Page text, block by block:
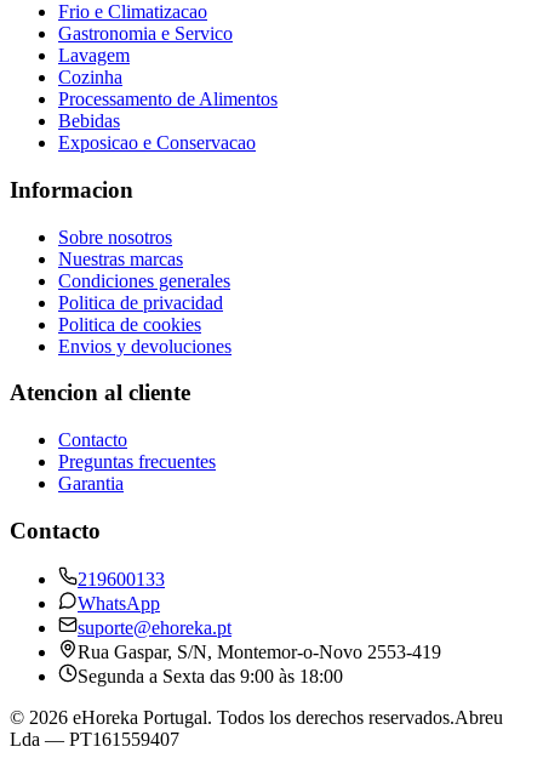
Frio e Climatizacao
Gastronomia e Servico
Lavagem
Cozinha
Processamento de Alimentos
Bebidas
Exposicao e Conservacao
Informacion
Sobre nosotros
Nuestras marcas
Condiciones generales
Politica de privacidad
Politica de cookies
Envios y devoluciones
Atencion al cliente
Contacto
Preguntas frecuentes
Garantia
Contacto
219600133
WhatsApp
suporte@ehoreka.pt
Rua Gaspar, S/N, Montemor-o-Novo 2553-419
Segunda a Sexta das 9:00 às 18:00
© 2026 eHoreka Portugal. Todos los derechos reservados.Abreu
Lda — PT161559407